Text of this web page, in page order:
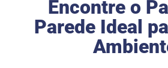
Encontre o
Parede Ideal